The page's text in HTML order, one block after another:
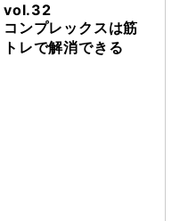
vol.32
コンプレックスは筋
トレで解消できる